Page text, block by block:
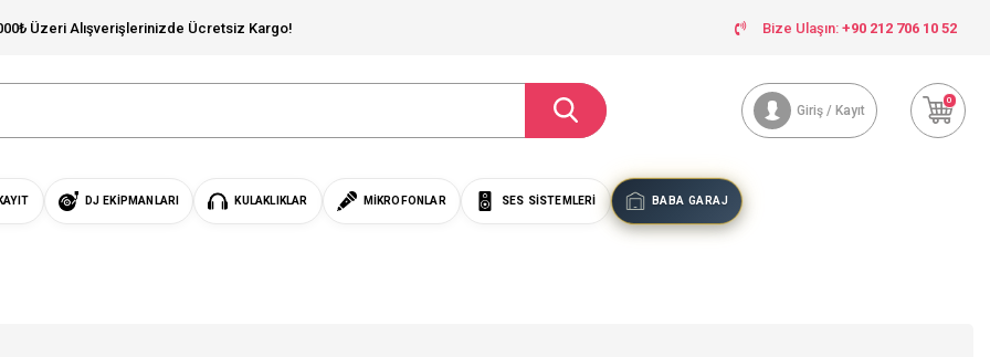
Üzeri Alışverişlerinizde Ücretsiz Kargo! Bize Ulaşın: +90 212 706 10 52
Giriş / Kayıt
0
DJ EKIPMANLARI KULAKLIKLAR MIKROFONLAR SES SISTEMLERI BABA GARAJ